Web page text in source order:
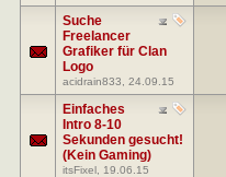
Suche
Freelancer
Grafiker für Clan
Logo
acidrain833 , 24.09.15
Einfaches
Intro 8-10
Sekunden gesucht!
(Kein Gaming)
itsFixel , 19.06.15